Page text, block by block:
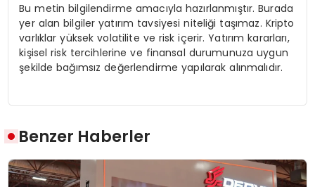
Bu metin bilgilendirme amacıyla hazırlanmıştır. Burada
yer alan bilgiler yatırım tavsiyesi niteliği taşımaz. Kripto
varlıklar yüksek volatilite ve risk içerir. Yatırım kararları,
kişisel risk tercihlerine ve finansal durumunuza uygun
şekilde bağımsız değerlendirme yapılarak alınmalıdır.
Benzer Haberler